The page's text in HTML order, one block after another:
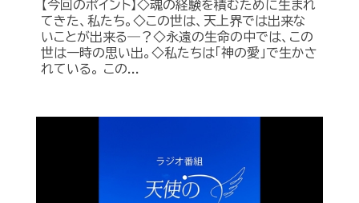
【今回のポイント】◇魂の経験を積むために生まれ
てきた、私たち。◇この世は、天上界では出来な
いことが出来る―？◇永遠の生命の中では、この
世は一時の思い出。◇私たちは「神の愛」で生かさ
れている。 この...